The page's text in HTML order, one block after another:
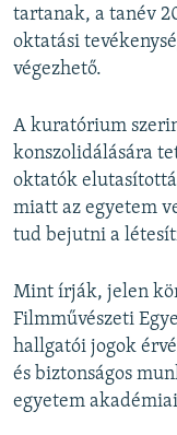
tartanak, a tanév
oktatási
végezhető.
A kuratórium
konszolidálására
oktatók
miatt az egyetem
tud bejutni a
Mint írják, jelen
Filmművészeti
hallgatói jogok
és biztonságos
egyetem